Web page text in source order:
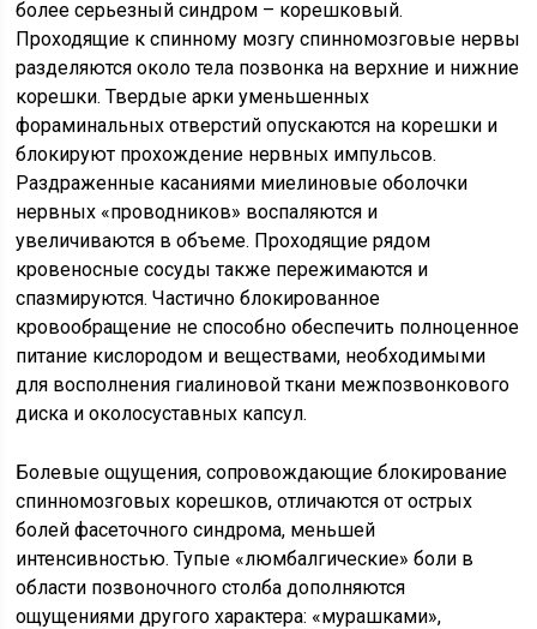
более серьезный синдром – корешковый.
Проходящие к спинному мозгу спинномозговые нервы
разделяются около тела позвонка на верхние и нижние
корешки. Твердые арки уменьшенных
фораминальных отверстий опускаются на корешки и
блокируют прохождение нервных импульсов.
Раздраженные касаниями миелиновые оболочки
нервных «проводников» воспаляются и
увеличиваются в объеме. Проходящие рядом
кровеносные сосуды также пережимаются и
спазмируются. Частично блокированное
кровообращение не способно обеспечить полноценное
питание кислородом и веществами, необходимыми
для восполнения гиалиновой ткани межпозвонкового
диска и околосуставных капсул.
Болевые ощущения, сопровождающие блокирование
спинномозговых корешков, отличаются от острых
болей фасеточного синдрома, меньшей
интенсивностью. Тупые «люмбалгические» боли в
области позвоночного столба дополняются
ощущениями другого характера: «мурашками»,